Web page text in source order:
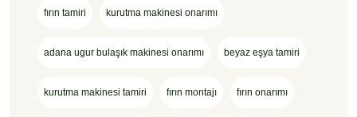
fırın tamiri kurutma makinesi onarımı
adana ugur bulaşık makinesi onarımı beyaz eşya tamiri
kurutma makinesi tamiri fırın montajı fırın onarımı